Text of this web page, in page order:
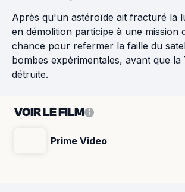
Après qu'un astéroïde ait fracturé la
en démolition participe à une mission
chance pour refermer la faille du
bombes expérimentales, avant que la
détruite.
VOIR LE FILM
Prime Video